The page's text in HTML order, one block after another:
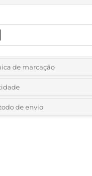
de marcação
e as cores do logotipo:
pedido)
de envio